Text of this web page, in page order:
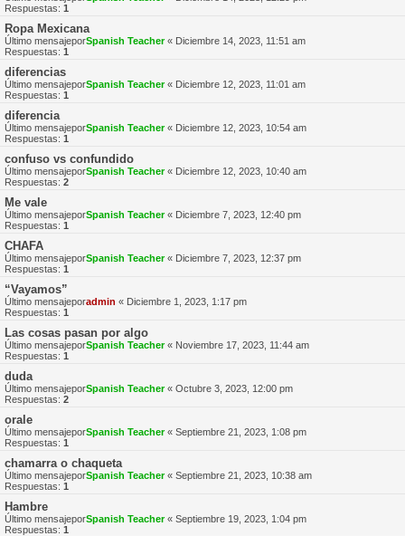
Respuestas: 1
Ropa Mexicana
Último mensajeporSpanish Teacher« Diciembre 14, 2023, 11:51 am
Respuestas: 1
diferencias
Último mensajeporSpanish Teacher« Diciembre 12, 2023, 11:01 am
Respuestas: 1
diferencia
Último mensajeporSpanish Teacher« Diciembre 12, 2023, 10:54 am
Respuestas: 1
confuso vs confundido
Último mensajeporSpanish Teacher« Diciembre 12, 2023, 10:40 am
Respuestas: 2
Me vale
Último mensajeporSpanish Teacher« Diciembre 7, 2023, 12:40 pm
Respuestas: 1
CHAFA
Último mensajeporSpanish Teacher« Diciembre 7, 2023, 12:37 pm
Respuestas: 1
“Vayamos”
Último mensajeporadmin « Diciembre 1, 2023, 1:17 pm
Respuestas: 1
Las cosas pasan por algo
Último mensajeporSpanish Teacher« Noviembre 17, 2023, 11:44 am
Respuestas: 1
duda
Último mensajeporSpanish Teacher« Octubre 3, 2023, 12:00 pm
Respuestas: 2
orale
Último mensajeporSpanish Teacher« Septiembre 21, 2023, 1:08 pm
Respuestas: 1
chamarra o chaqueta
Último mensajeporSpanish Teacher« Septiembre 21, 2023, 10:38 am
Respuestas: 1
Hambre
Último mensajeporSpanish Teacher« Septiembre 19, 2023, 1:04 pm
Respuestas: 1